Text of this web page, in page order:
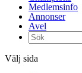
Medlemsinfo
Annonser
Avel
Välj sida